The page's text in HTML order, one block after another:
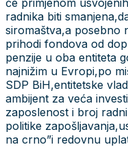
radnika biti
siromaštva,a posebno
prihodi fondova od
penzije u oba entiteta
najnižim u Evropi,po
SDP BiH,entitetske
ambijent za veća
zaposlenost i broj
politike
na crno”i redovnu